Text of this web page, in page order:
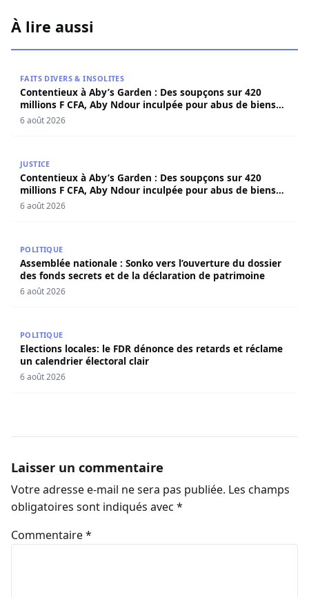
À lire aussi
FAITS DIVERS & INSOLITES
Contentieux à Aby’s Garden : Des soupçons sur 420
millions F CFA, Aby Ndour inculpée pour abus de biens
sociaux
6 août 2026
JUSTICE
Contentieux à Aby’s Garden : Des soupçons sur 420
millions F CFA, Aby Ndour inculpée pour abus de biens
sociaux
6 août 2026
POLITIQUE
Assemblée nationale : Sonko vers l’ouverture du dossier
des fonds secrets et de la déclaration de patrimoine
6 août 2026
POLITIQUE
Elections locales: le FDR dénonce des retards et réclame
un calendrier électoral clair
6 août 2026
Laisser un commentaire
Votre adresse e-mail ne sera pas publiée. Les champs
obligatoires sont indiqués avec *
Commentaire*